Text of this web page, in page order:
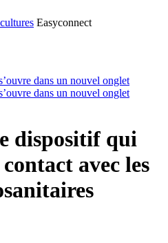
Easyconnect
dans un nouvel onglet
dans un nouvel onglet
dispositif qui
avec les